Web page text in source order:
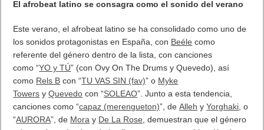
El afrobeat latino se consagra como el sonido del verano
Este verano, el afrobeat latino se ha consolidado como uno de
los sonidos protagonistas en España, conBeélecomo
referente del género dentro de la lista, con canciones
como “YO y TÚ” (con Ovy On The Drums y Quevedo), así
comoRels Bcon “TU VAS SIN (fav)” oMyke
TowersyQuevedocon “SOLEAO”. Junto a esta tendencia,
canciones como “capaz (merengueton)”, deAllehyYorghaki, o
“AURORA”, deMorayDe La Rose, demuestran que el género